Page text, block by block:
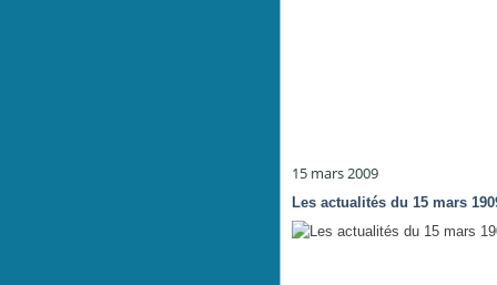
15 mars 2009
Les actualités du 15 mars